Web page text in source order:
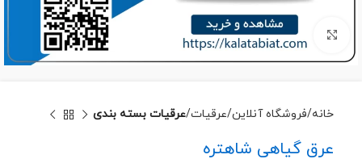
برای بزرگنمایی کلیک کنید
خانه فروشگاه آنلاین عرقیات عرقیات بسته بندی
عرق گیاهی شاهتره